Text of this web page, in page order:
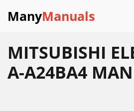
ManyManuals
MITSUBISHI
A-A24BA4